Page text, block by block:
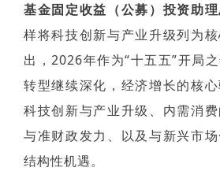
基金固定收益（公募）投资助
样将科技创新与产业升级列为
出，2026年作为“十五五”开局
转型继续深化，经济增长的核心
科技创新与产业升级、内需消
与准财政发力、以及与新兴市
结构性机遇。